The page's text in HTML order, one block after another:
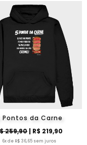
Pontos da Carne
259,90| R$ 219,90
6x de R$ 36,65 sem juros